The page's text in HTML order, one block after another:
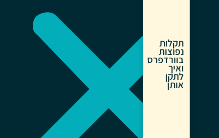
תקלות
נפוצות
בוורדפרס
ואיך
לתקן
אותן